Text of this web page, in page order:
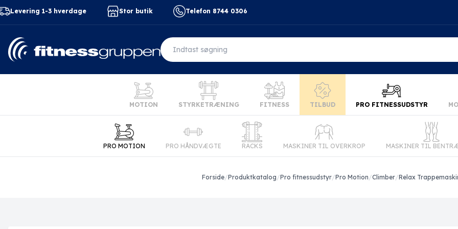
Levering 1-3 hverdage Stor butik Telefon 8744 0306
MOTION STYRKETRÆNING FITNESS TILBUD PRO FITNESSUDSTYR
PRO MOTION PRO HÅNDVÆGTE RACKS MASKINER TIL OVERKROP MASKINER TIL
Forside/Produktkatalog/Pro fitnessudstyr/Pro Motion/Climber/Relax